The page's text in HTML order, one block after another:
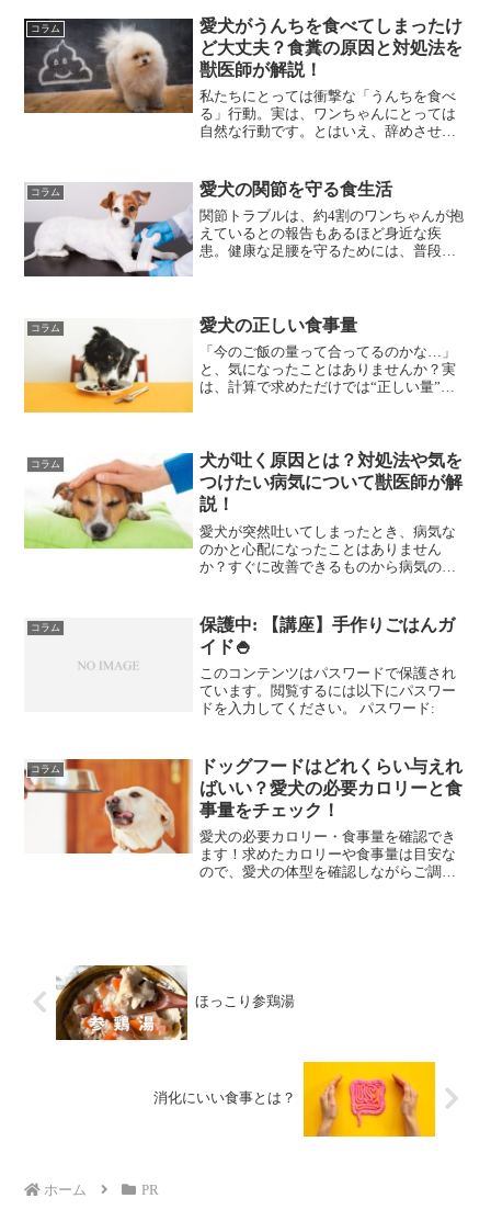
コラム
愛犬がうんちを食べてしまったけ
ど大丈夫？食糞の原因と対処法を
獣医師が解説！
私たちにとっては衝撃な「うんちを食べ
る」行動。実は、ワンちゃんにとっては
自然な行動です。とはいえ、辞めさせた
まへ向けて、食糞する理由や対処法を解
説していきます！
コラム 愛犬の関節を守る食生活
関節トラブルは、約4割のワンちゃんが抱
えているとの報告もあるほど身近な疾
患。健康な足腰を守るためには、普段か
コラム 愛犬の正しい食事量
「今のご飯の量って合ってるのかな…」
と、気になったことはありませんか？実
は、計算で求めただけでは“正しい量”は
方法を獣医師が解説します。
コラム
犬が吐く原因とは？対処法や気を
つけたい病気について獣医師が解
説！
愛犬が突然吐いてしまったとき、病気な
のかと心配になったことはありません
か？すぐに改善できるものから病気のサ
は、犬が吐いてしまう理由とその対処
法、病院へ行くべき鑑別ポイントを解説
していきます！
コラム
保護中: 【講座】手作りごはんガ
イド🍚
このコンテンツはパスワードで保護され
ています。閲覧するには以下にパスワー
ドを入力してください。 パスワード:
コラム
ドッグフードはどれくらい与えれ
ばいい？愛犬の必要カロリーと食
事量をチェック！
愛犬の必要カロリー・食事量を確認でき
ます！求めたカロリーや食事量は目安な
ので、愛犬の体型を確認しながらご調整
ほっこり参鶏湯
消化にいい食事とは？
ホーム PR